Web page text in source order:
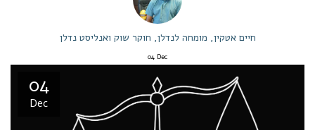
חיים אטקין, מומחה לנדלן, חוקר שוק ואנליסט נדלן
04 Dec
04
Dec